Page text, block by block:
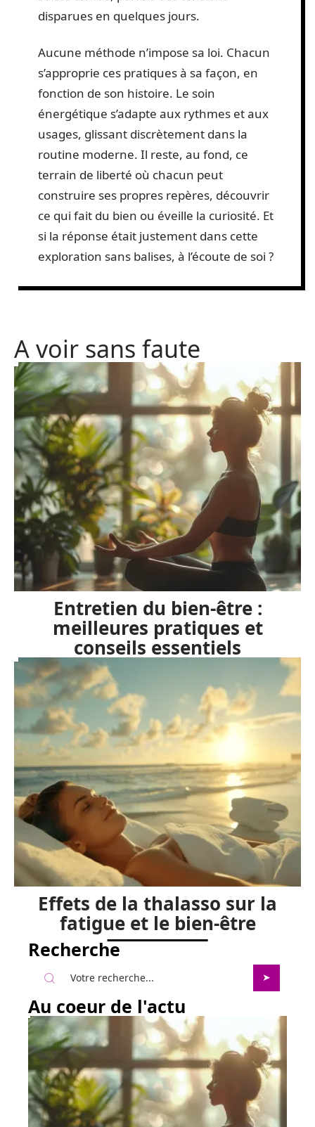
Les séances à distance, facilitées par les
format rassure autant qu’il séduit pour la
flexibilité offerte : plus besoin de se
déplacer, le soin s’invite chez soi dans
l’intimité de son espace. Les retours
pointent souvent une grande détente, un
stress tombé, parfois des tensions
disparues en quelques jours.
Aucune méthode n’impose sa loi. Chacun
s’approprie ces pratiques à sa façon, en
fonction de son histoire. Le soin
usages, glissant discrètement dans la
construire ses propres repères, découvrir
ce qui fait du bien ou éveille la curiosité. Et
si la réponse était justement dans cette
exploration sans balises, à l’écoute de soi ?
A voir sans faute
Entretien du bien-être :
meilleures pratiques et
conseils essentiels
Effets de la thalasso sur la
fatigue et le bien-être
Recherche